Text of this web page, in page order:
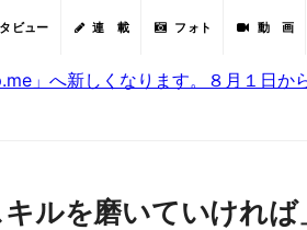
ビュー 連 載 フォト 動 画
」へ新しくなります。８月１日か
ルを磨いていければ